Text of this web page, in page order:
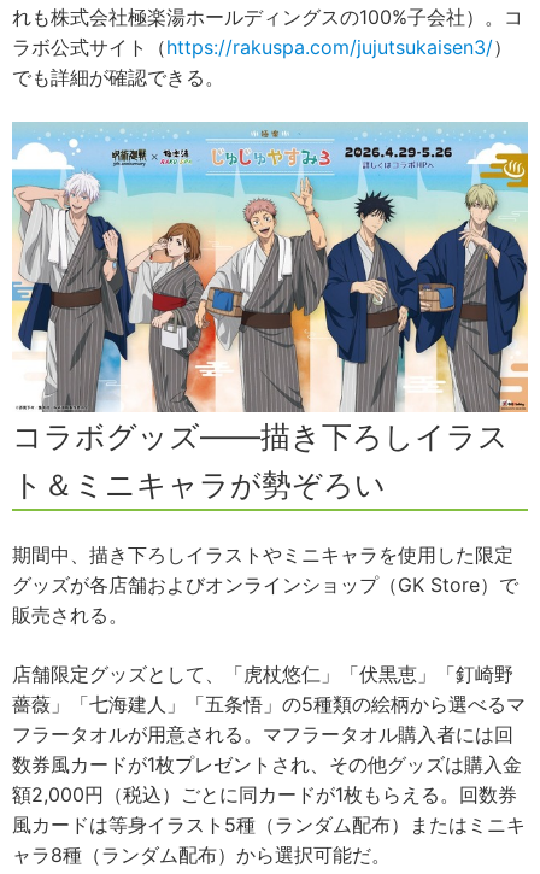
れも株式会社極楽湯ホールディングスの100%子会社）。コ
ラボ公式サイト（https://rakuspa.com/jujutsukaisen3/）
でも詳細が確認できる。
コラボグッズ——描き下ろしイラス
ト＆ミニキャラが勢ぞろい
期間中、描き下ろしイラストやミニキャラを使用した限定
グッズが各店舗およびオンラインショップ（GK Store）で
販売される。
店舗限定グッズとして、「虎杖悠仁」「伏黒恵」「釘崎野
薔薇」「七海建人」「五条悟」の5種類の絵柄から選べるマ
フラータオルが用意される。マフラータオル購入者には回
数券風カードが1枚プレゼントされ、その他グッズは購入金
額2,000円（税込）ごとに同カードが1枚もらえる。回数券
風カードは等身イラスト5種（ランダム配布）またはミニキ
ャラ8種（ランダム配布）から選択可能だ。